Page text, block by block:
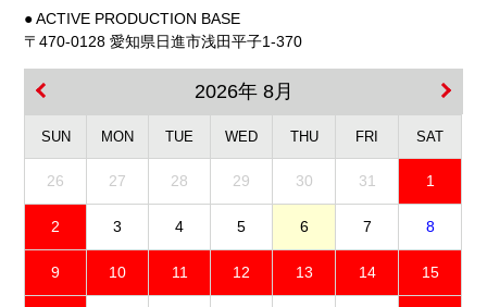
● ACTIVE PRODUCTION BASE
〒470-0128 愛知県日進市浅田平子1-370
2026年 8月
SUN MON TUE WED THU FRI SAT
26 27 28 29 30 31 1
2 3 4 5 6 7 8
9 10 11 12 13 14 15